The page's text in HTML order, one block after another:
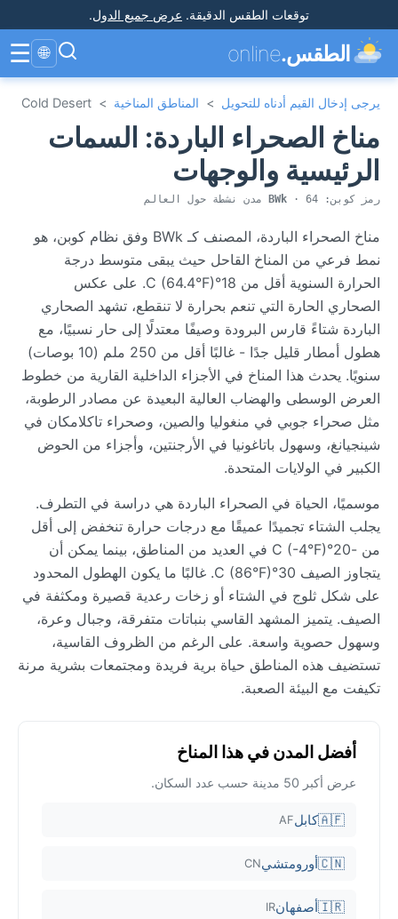
توقعات الطقس الدقيقة. عرض جميع الدول.
الطقس.online
🌐
☰
يرجى إدخال القيم أدناه للتحويل > المناطق المناخية >
Cold Desert
مناخ الصحراء الباردة: السمات
الرئيسية والوجهات
رمز كوبن: BWk · 64 مدن نشطة حول العالم
مناخ الصحراء الباردة، المصنف كـ BWk وفق نظام كوبن، هو
نمط فرعي من المناخ القاحل حيث يبقى متوسط درجة
الحرارة السنوية أقل من 18°C (64.4°F). على عكس
الصحاري الحارة التي تنعم بحرارة لا تنقطع، تشهد الصحاري
الباردة شتاءً قارس البرودة وصيفًا معتدلًا إلى حار نسبيًا، مع
هطول أمطار قليل جدًا - غالبًا أقل من 250 ملم (10 بوصات)
سنويًا. يحدث هذا المناخ في الأجزاء الداخلية القارية من خطوط
العرض الوسطى والهضاب العالية البعيدة عن مصادر الرطوبة،
مثل صحراء جوبي في منغوليا والصين، وصحراء تاكلامكان في
شينجيانغ، وسهول باتاغونيا في الأرجنتين، وأجزاء من الحوض
الكبير في الولايات المتحدة.
موسميًا، الحياة في الصحراء الباردة هي دراسة في التطرف.
يجلب الشتاء تجميدًا عميقًا مع درجات حرارة تنخفض إلى أقل
من -20°C (-4°F) في العديد من المناطق، بينما يمكن أن
يتجاوز الصيف 30°C (86°F). غالبًا ما يكون الهطول المحدود
على شكل ثلوج في الشتاء أو زخات رعدية قصيرة ومكثفة في
الصيف. يتميز المشهد القاسي بنباتات متفرقة، وجبال وعرة،
وسهول حصوية واسعة. على الرغم من الظروف القاسية،
تستضيف هذه المناطق حياة برية فريدة ومجتمعات بشرية مرنة
تكيفت مع البيئة الصعبة.
أفضل المدن في هذا المناخ
عرض أكبر 50 مدينة حسب عدد السكان.
🇦🇫كابلAF
🇨🇳أورومتشيCN
🇮🇷أصفهانIR